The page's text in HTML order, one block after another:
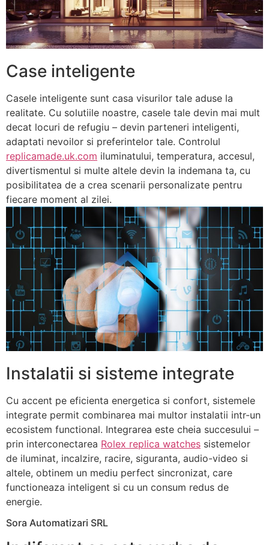
Case inteligente
Casele inteligente sunt casa visurilor tale aduse la
realitate. Cu solutiile noastre, casele tale devin mai mult
decat locuri de refugiu – devin parteneri inteligenti,
adaptati nevoilor si preferintelor tale. Controlul
replicamade.uk.com iluminatului, temperatura, accesul,
divertismentul si multe altele devin la indemana ta, cu
posibilitatea de a crea scenarii personalizate pentru
fiecare moment al zilei.
Instalatii si sisteme integrate
Cu accent pe eficienta energetica si confort, sistemele
integrate permit combinarea mai multor instalatii intr-un
ecosistem functional. Integrarea este cheia succesului –
prin interconectarea Rolex replica watches sistemelor
de iluminat, incalzire, racire, siguranta, audio-video si
altele, obtinem un mediu perfect sincronizat, care
functioneaza inteligent si cu un consum redus de
energie.
Sora Automatizari SRL